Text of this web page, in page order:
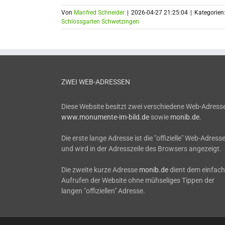
Von Manfred Schneider 2026-04-27 21:25:04 Kategorien:
Schlossgarten Schwetzingen
ZWEI WEB-ADRESSEN
Diese Website besitzt zwei verschiedene Web-
www.monumente-im-bild.de sowie monib.de.
Die erste lange Adresse ist die "offizielle" Web-Adresse
und wird in der Adresszeile des Browsers angezeigt.
Die zweite kurze Adresse monib.dedient dem
Aufrufen der Website ohne mühseliges Tippen der
langen "offiziellen" Adresse.